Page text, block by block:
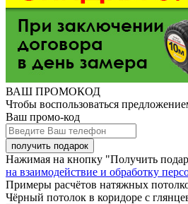
ВАШ ПРОМОКОД
Чтобы воспользоваться
Ваш промо-код
Нажимая на кнопку "Получить
на взаимодействие и обработку
Примеры расчётов натяжных
Чёрный потолок в коридоре с